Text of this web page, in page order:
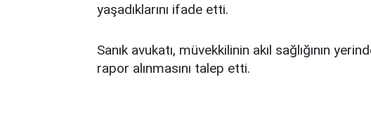
yaşadıklarını ifade etti.
Sanık avukatı, müvekkilinin akıl sağlığının
rapor alınmasını talep etti.